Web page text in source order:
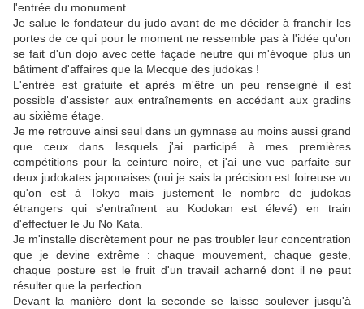
l'entrée du monument.
Je salue le fondateur du judo avant de me décider à franchir les
portes de ce qui pour le moment ne ressemble pas à l'idée qu'on
se fait d'un dojo avec cette façade neutre qui m'évoque plus un
bâtiment d'affaires que la Mecque des judokas !
L'entrée est gratuite et après m'être un peu renseigné il est
possible d'assister aux entraînements en accédant aux gradins
au sixième étage.
Je me retrouve ainsi seul dans un gymnase au moins aussi grand
que ceux dans lesquels j'ai participé à mes premières
compétitions pour la ceinture noire, et j'ai une vue parfaite sur
deux judokates japonaises (oui je sais la précision est foireuse vu
qu'on est à Tokyo mais justement le nombre de judokas
étrangers qui s'entraînent au Kodokan est élevé) en train
d'effectuer le Ju No Kata.
Je m'installe discrètement pour ne pas troubler leur concentration
que je devine extrême : chaque mouvement, chaque geste,
chaque posture est le fruit d'un travail acharné dont il ne peut
résulter que la perfection.
Devant la manière dont la seconde se laisse soulever jusqu'à